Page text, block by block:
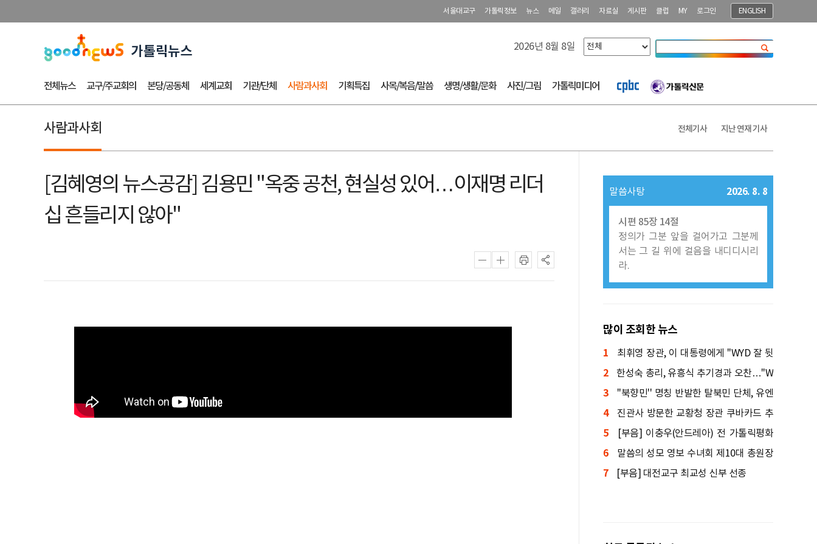
서울대교구 가톨릭정보 뉴스 메일 갤러리 자료실 게시판 클럽 MY 로그인 ENGLISH
2026년 8월 8일
전체뉴스 교구/주교회의 본당/공동체 세계교회 기관/단체 사람과사회 기획특집 사목/복음/말씀 생명/생활/문화 사진/그림 가톨릭미디어
사람과사회 전체기사 지난 연재 기사
[김혜영의 뉴스공감] 김용민 "옥중 공천, 현실성 있어…이재명 리더
십 흔들리지 않아"
말씀사탕 2026. 8. 8
시편 85장 14절
정의가 그분 앞을 걸어가고 그분께
서는 그 길 위에 걸음을 내디디시리
라.
많이 조회한 뉴스
1
최휘영 장관, 이 대통령에게 "WYD 잘 뒷
받침하겠다"
2
한성숙 총리, 유흥식 추기경과 오찬…"W
YD 최선 다해 지원"
3
''북향민'' 명칭 반발한 탈북민 단체, 유엔
인권위 진정
4
진관사 방문한 교황청 장관 쿠바카드 추
기경 "공통된 믿음 있어"
5
[부음] 이충우(안드레아) 전 가톨릭평화
신문 편집국장 선종
6
말씀의 성모 영보 수녀회 제10대 총원장
에 박미숙 수녀
7 [부음] 대전교구 최교성 신부 선종